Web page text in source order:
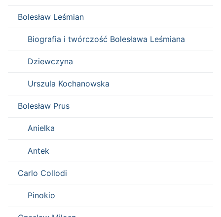
Bolesław Leśmian
Biografia i twórczość Bolesława Leśmiana
Dziewczyna
Urszula Kochanowska
Bolesław Prus
Anielka
Antek
Carlo Collodi
Pinokio